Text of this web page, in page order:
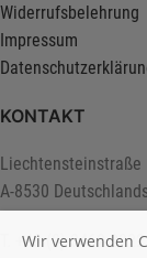
Widerrufsbelehrung
Impressum
KONTAKT
Liechtensteinstraße
A-8530
T. +43 (0) 3462 2222
Wir verwenden